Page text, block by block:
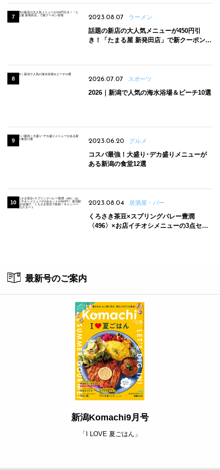
2023.08.07 ラーメン
話題の新店の大人気メニューが450円引
き！「たまる屋 新発田店」で新クーポン登
2026.07.07 スポーツ
2026｜新潟で人気の海水浴場＆ビーチ10選
2023.06.20 グルメ
コスパ最強！大盛り･デカ盛りメニューが
ある新潟の食堂12選
2023.08.04 居酒屋・バー
くろさき茶豆×スプリングバレー豊潤
〈496〉×お店イチオシメニューの3点セッ
最新号のご案内
新潟Komachi9月号
「I LOVE 夏ごはん」